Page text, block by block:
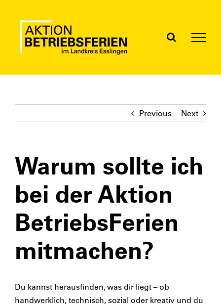
content
Previous Next
Warum sollte ich
bei der Aktion
BetriebsFerien
mitmachen?
Du kannst herausfinden, was dir liegt – ob
handwerklich, technisch, sozial oder kreativ und du